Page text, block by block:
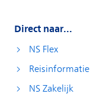
Direct naar...
NS Flex
Reisinformatie
NS Zakelijk